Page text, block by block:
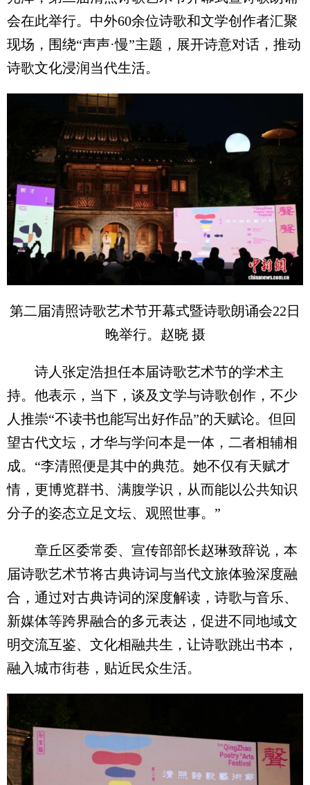
会在此举行。中外60余位诗歌和文学创作者汇聚
现场，围绕“声声·慢”主题，展开诗意对话，推动
诗歌文化浸润当代生活。
第二届清照诗歌艺术节开幕式暨诗歌朗诵会22日
晚举行。赵晓 摄
诗人张定浩担任本届诗歌艺术节的学术主
持。他表示，当下，谈及文学与诗歌创作，不少
人推崇“不读书也能写出好作品”的天赋论。但回
望古代文坛，才华与学问本是一体，二者相辅相
成。“李清照便是其中的典范。她不仅有天赋才
情，更博览群书、满腹学识，从而能以公共知识
分子的姿态立足文坛、观照世事。”
章丘区委常委、宣传部部长赵琳致辞说，本
届诗歌艺术节将古典诗词与当代文旅体验深度融
合，通过对古典诗词的深度解读，诗歌与音乐、
新媒体等跨界融合的多元表达，促进不同地域文
明交流互鉴、文化相融共生，让诗歌跳出书本，
融入城市街巷，贴近民众生活。